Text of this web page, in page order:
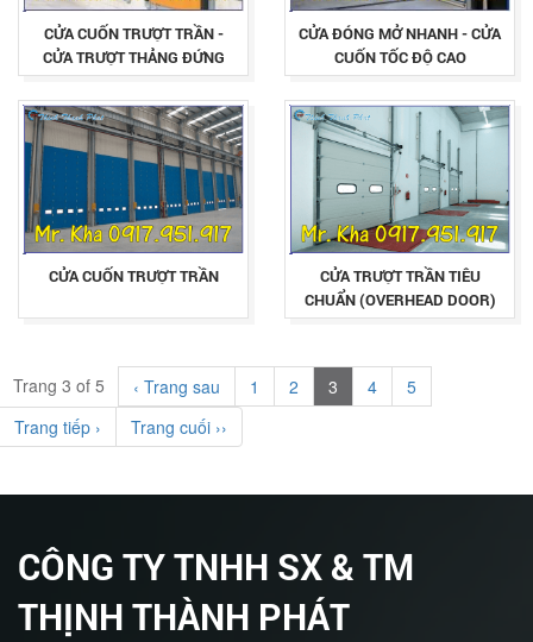
CỬA CUỐN TRƯỢT TRẦN -
CỬA TRƯỢT THẢNG ĐỨNG
CỬA ĐÓNG MỞ NHANH - CỬA
CUỐN TỐC ĐỘ CAO
CỬA CUỐN TRƯỢT TRẦN
CỬA TRƯỢT TRẦN TIÊU
CHUẨN (OVERHEAD DOOR)
Trang 3 of 5 ‹ Trang sau 1 2 3 4
5
Trang tiếp ›
Trang cuối ››
CÔNG TY TNHH SX & TM
THỊNH THÀNH PHÁT